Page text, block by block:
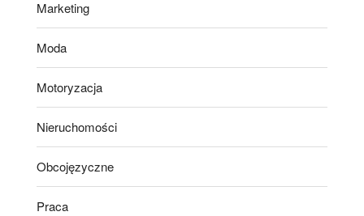
Marketing
Moda
Motoryzacja
Nieruchomości
Obcojęzyczne
Praca